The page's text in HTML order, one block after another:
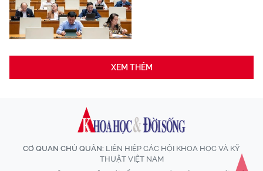
XEM THÊM
CƠ QUAN CHỦ QUẢN: LIÊN HIỆP CÁC HỘI KHOA HỌC VÀ KỸ
THUẬT VIỆT NAM